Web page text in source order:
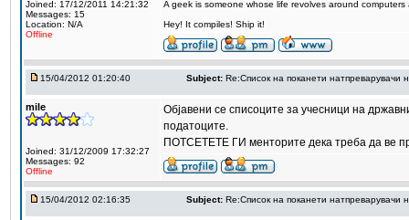
Joined: 17/12/2011 14:21:32
Messages: 15
Location: N/A
Offline
A geek is someone whose life revolves around
Hey! It compiles! Ship it!
15/04/2012 01:20:40 Subject: Re:Список на поканети
mile
Joined: 31/12/2009 17:32:27
Messages: 92
Offline
Објавени се списоците за учесници на
податоците.
ПОТСЕТЕТЕ ГИ менторите дека треба да ве
15/04/2012 02:16:35 Subject: Re:Список на поканети